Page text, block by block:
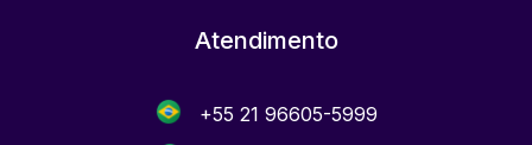
Atendimento
+55 21 96605-5999